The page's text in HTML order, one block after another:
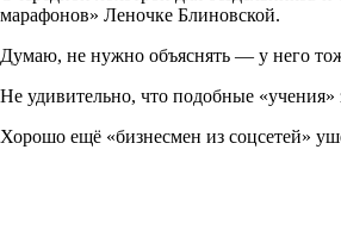
марафонов» Леночке Блиновской.
Думаю, не нужно объяснять — у него
Не удивительно, что подобные «учения»
Хорошо ещё «бизнесмен из соцсетей»